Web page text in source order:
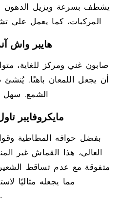
يشطف بسرعة ويزيل الدهون
المركبات، كما يعمل على
هايبر واش
صابون غني ومركز للغاية،
أن يجعل اللمعان باهتًا.
الشمع.
مايكروفايبر
بفضل حوافه المطاطية
العالي، هذا القماش غير
متفوقة مع عدم تساقط
مما يجعله مثاليًا